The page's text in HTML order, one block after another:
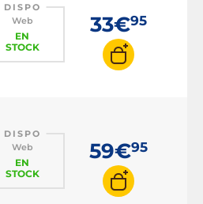
DISPO
Web
EN
STOCK
33€95
DISPO
Web
EN
STOCK
59€95